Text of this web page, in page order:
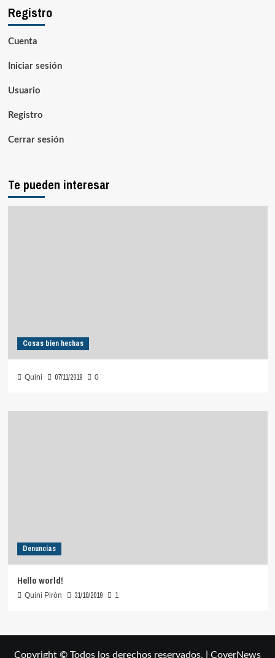
Registro
Cuenta
Iniciar sesión
Usuario
Registro
Cerrar sesión
Te pueden interesar
Cosas bien hechas
Quini 07/11/2019 0
Denuncias
Hello world!
Quini Pirón 31/10/2019 1
Copyright © Todos los derechos reservados. CoverNews